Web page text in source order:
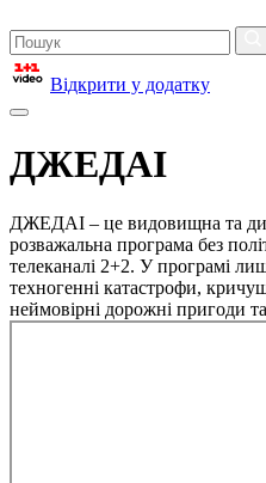
Відкрити у додатку
ДЖЕДАІ
ДЖЕДАІ – це видовищна та
розважальна програма без
телеканалі 2+2. У програмі
техногенні катастрофи,
неймовірні дорожні пригоди